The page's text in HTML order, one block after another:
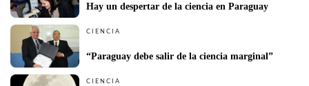
Hay un despertar de la ciencia en Paraguay
CIENCIA
“Paraguay debe salir de la ciencia marginal”
CIENCIA